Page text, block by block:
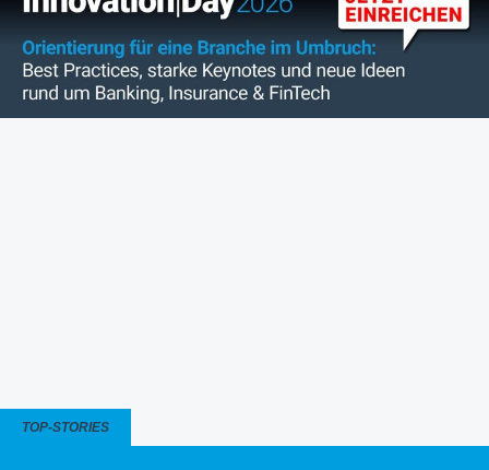
TOP-STORIES